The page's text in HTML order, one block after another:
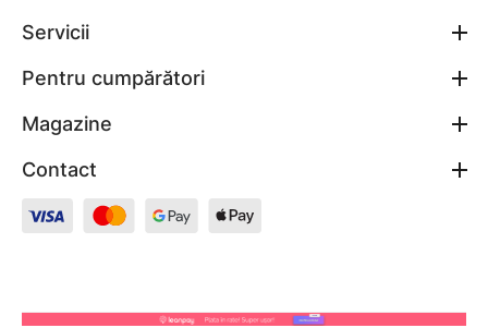
Servicii
Pentru cumpărători
Magazine
Contact